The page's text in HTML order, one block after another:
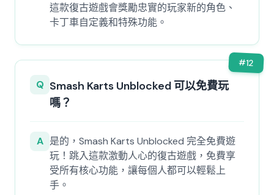
這款復古遊戲會獎勵忠實的玩家新的角色、
卡丁車自定義和特殊功能。
#12
Q Smash Karts Unblocked 可以免費玩
嗎？
A 是的，Smash Karts Unblocked 完全免費遊
玩！跳入這款激動人心的復古遊戲，免費享
受所有核心功能，讓每個人都可以輕鬆上
手。